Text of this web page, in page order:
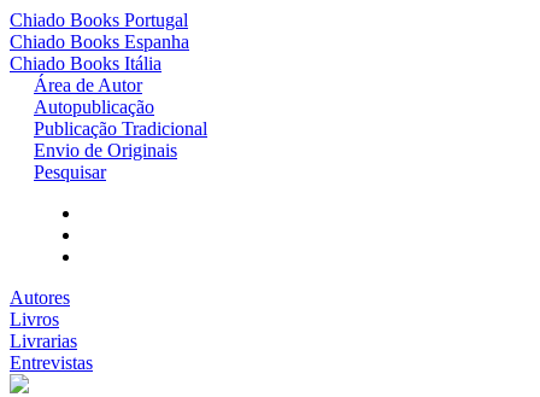
Chiado Books Portugal
Chiado Books Espanha
Chiado Books Itália
Área de Autor
Autopublicação
Publicação Tradicional
Envio de Originais
Pesquisar
Autores
Livros
Livrarias
Entrevistas